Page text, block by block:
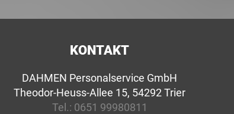
KONTAKT
DAHMEN Personalservice GmbH
Theodor-Heuss-Allee 15, 54292 Trier
Tel.: 0651 99980811